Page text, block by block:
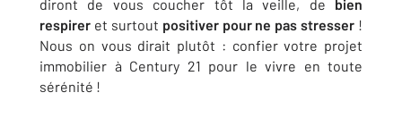
diront de vous coucher tôt la veille, de bien
respirer et surtout positiver pour ne pas stresser !
Nous on vous dirait plutôt : confier votre projet
immobilier à Century 21 pour le vivre en toute
sérénité !